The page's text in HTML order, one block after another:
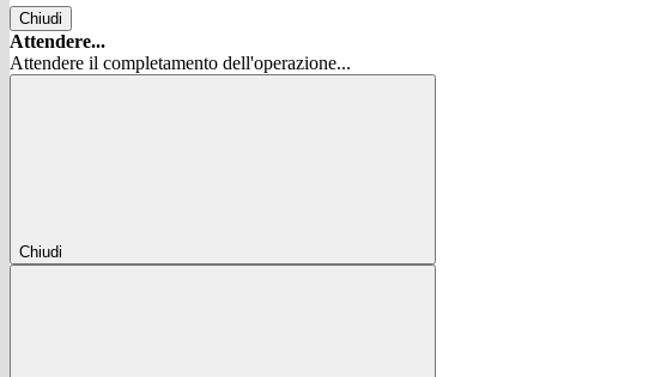
Chiudi
Attendere...
Attendere il completamento dell'operazione...
Chiudi